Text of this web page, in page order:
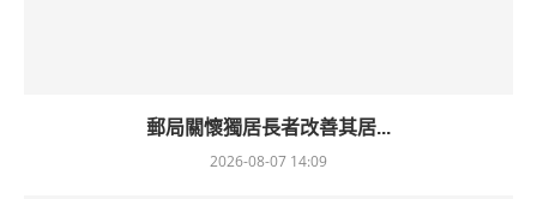
郵局關懷獨居長者改善其居...
2026-08-07 14:09